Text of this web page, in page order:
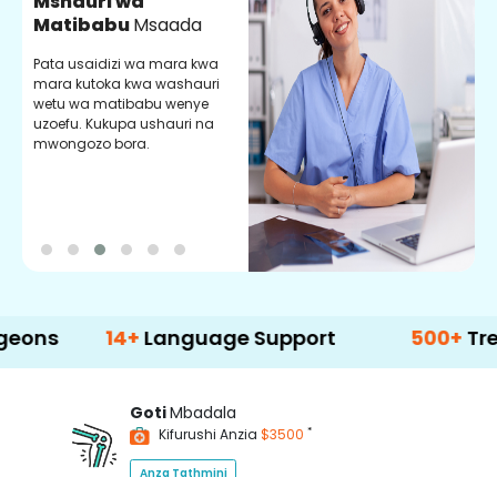
MatibabuMsaada
Pata usaidizi wa mara kwa
mara kutoka kwa washauri
wetu wa matibabu wenye
uzoefu. Kukupa ushauri na
mwongozo bora.
14+ Language Support 500+
GotiMbadala
Kifurushi Anzia $3500 *
Anza Tathmini